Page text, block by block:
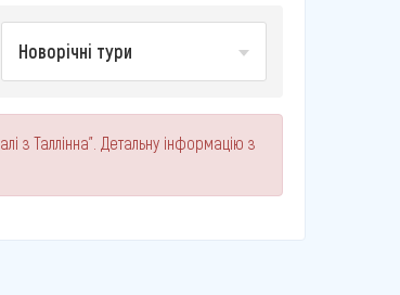
Новорічні тури
з Таллінна". Детальну інформацію з